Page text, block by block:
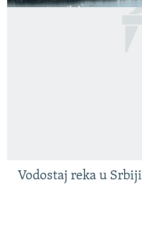
Vodostaj reka u Srbiji